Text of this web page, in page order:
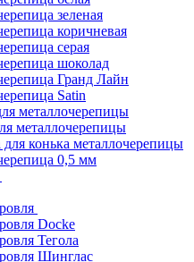
зеленая
коричневая
серая
шоколад
Гранд Лайн
Satin
металлочерепицы
металлочерепицы
для конька металлочерепицы
0,5 мм
Docke
Тегола
Шинглас